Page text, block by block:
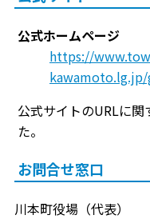
公式ホームページ
https://
公式サイトのURLに
た。
お問合せ窓口
川本町役場（代表）